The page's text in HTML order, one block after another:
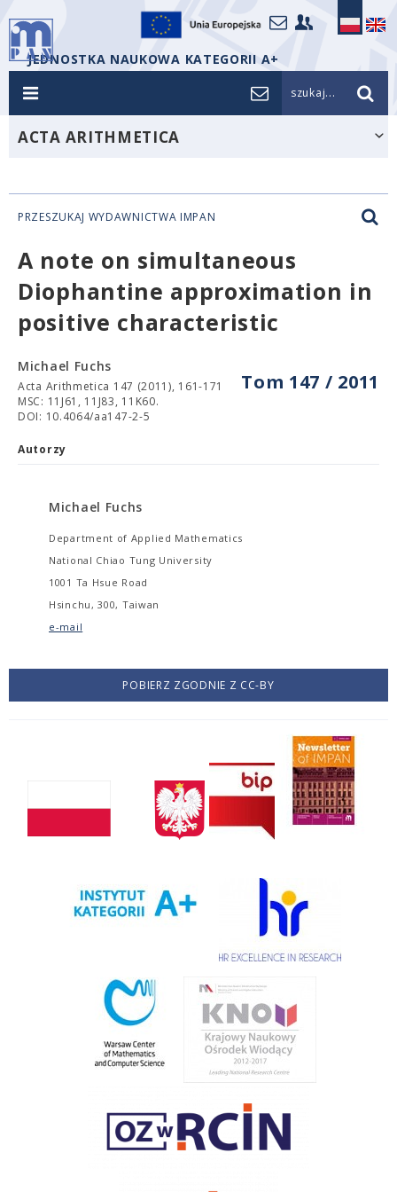
JEDNOSTKA NAUKOWA KATEGORII A+
szukaj...
ACTA ARITHMETICA
PRZESZUKAJ WYDAWNICTWA IMPAN
A note on simultaneous
Diophantine approximation in
positive characteristic
Tom 147 / 2011
Michael Fuchs
Acta Arithmetica 147 (2011), 161-171
MSC: 11J61, 11J83, 11K60.
DOI: 10.4064/aa147-2-5
Autorzy
Michael Fuchs
Department of Applied Mathematics
National Chiao Tung University
1001 Ta Hsue Road
Hsinchu, 300, Taiwan
e-mail
POBIERZ ZGODNIE Z CC-BY